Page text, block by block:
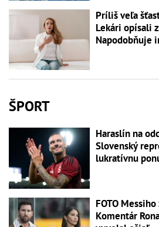
Príliš veľa
Lekári opísali
Napodobňuje
ŠPORT
Haraslín na
Slovenský
lukratívnu
FOTO
Komentár